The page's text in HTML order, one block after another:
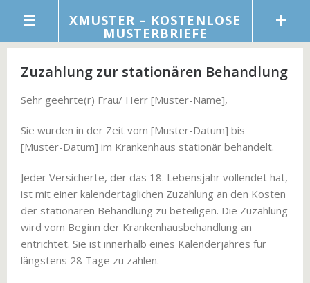
XMUSTER – KOSTENLOSE
MUSTERBRIEFE
Zuzahlung zur stationären Behandlung
Sehr geehrte(r) Frau/ Herr [Muster-Name],
Sie wurden in der Zeit vom [Muster-Datum] bis
[Muster-Datum] im Krankenhaus stationär behandelt.
Jeder Versicherte, der das 18. Lebensjahr vollendet hat,
ist mit einer kalendertäglichen Zuzahlung an den Kosten
der stationären Behandlung zu beteiligen. Die Zuzahlung
wird vom Beginn der Krankenhausbehandlung an
entrichtet. Sie ist innerhalb eines Kalenderjahres für
längstens 28 Tage zu zahlen.